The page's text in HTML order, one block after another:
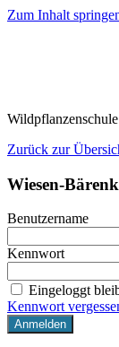
Zum Inhalt
Zurück zur
Wiesen-
Benutzername
Kennwort
Eingeloggt
Kennwort